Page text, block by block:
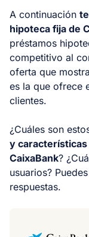
A continuación
hipoteca fija de
préstamos
competitivo al
oferta que
es la que ofrece
clientes.
¿Cuáles son
y características
CaixaBank?
usuarios?
respuestas.